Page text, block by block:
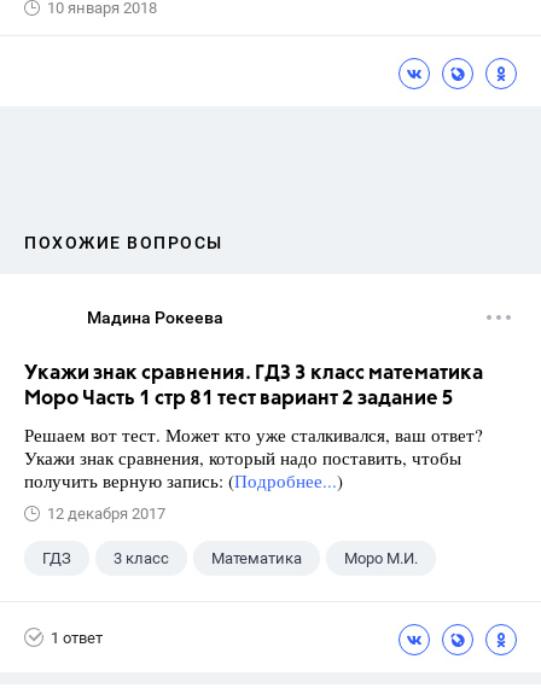
10 января 2018
ПОХОЖИЕ ВОПРОСЫ
Мадина Рокеева
Укажи знак сравнения. ГДЗ 3 класс математика
Моро Часть 1 стр 81 тест вариант 2 задание 5
Решаем вот тест. Может кто уже сталкивался, ваш ответ?
Укажи знак сравнения, который надо поставить, чтобы
получить верную запись: (Подробнее...)
12 декабря 2017
ГДЗ 3 класс Математика Моро М.И.
1 ответ